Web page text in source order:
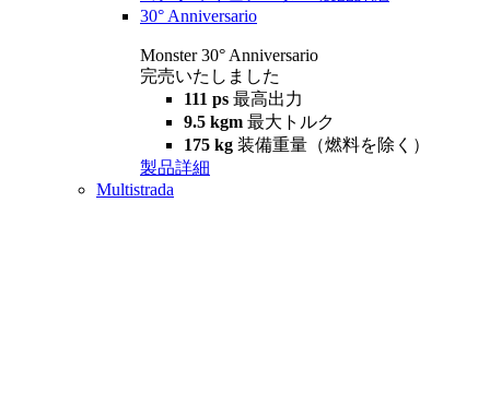
30° Anniversario
Monster 30° Anniversario
完売いたしました
111 ps 最高出力
9.5 kgm 最大トルク
175 kg 装備重量（燃料を除く）
製品詳細
Multistrada